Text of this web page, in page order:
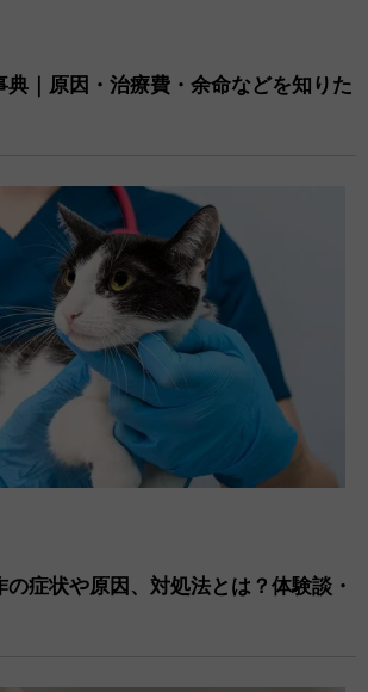
典｜原因・治療費・余命などを知りた
症状や原因、対処法とは？体験談・